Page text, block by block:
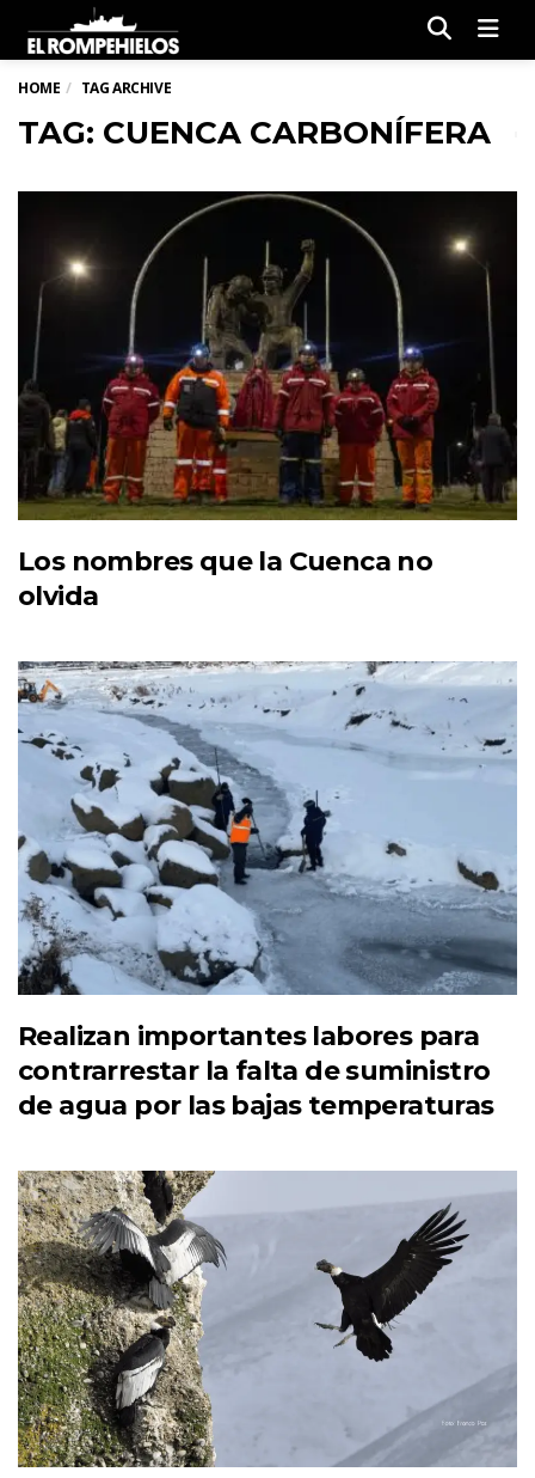
HOME TAG ARCHIVE
TAG: CUENCA CARBONÍFERA
Los nombres que la Cuenca no
olvida
Realizan importantes labores para
contrarrestar la falta de suministro
de agua por las bajas temperaturas